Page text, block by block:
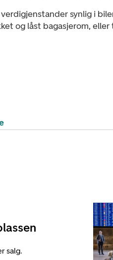
synlig i
og låst bagasjerom,
salg.